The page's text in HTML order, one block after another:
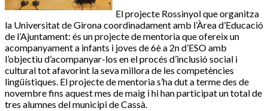
El projecte Rossinyol que organitza
la Universitat de Girona coordinadament amb l’Àrea d’Educació
de l’Ajuntament: és un projecte de mentoria que ofereix un
acompanyament a infants i joves de 6è a 2n d’ESO amb
l’objectiu d’acompanyar-los en el procés d’inclusió social i
cultural tot afavorint la seva millora de les competències
lingüístiques. El projecte de mentoria s’ha dut a terme des de
novembre fins aquest mes de maig i hi han participat un total de
tres alumnes del municipi de Cassà.